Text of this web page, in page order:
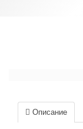
Описание